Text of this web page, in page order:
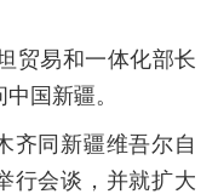
贸易和一体化部长
国新疆。
齐同新疆维吾尔自
行会谈，并就扩大